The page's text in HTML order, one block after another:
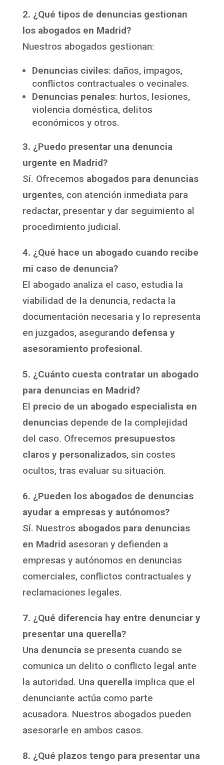
2. ¿Qué tipos de denuncias gestionan
los abogados en Madrid?
Nuestros abogados gestionan:
Denuncias civiles: daños, impagos,
conflictos contractuales o vecinales.
Denuncias penales: hurtos, lesiones,
violencia doméstica, delitos
económicos y otros.
3. ¿Puedo presentar una denuncia
urgente en Madrid?
Sí. Ofrecemos abogados para denuncias
urgentes, con atención inmediata para
redactar, presentar y dar seguimiento al
procedimiento judicial.
4. ¿Qué hace un abogado cuando recibe
mi caso de denuncia?
El abogado analiza el caso, estudia la
viabilidad de la denuncia, redacta la
documentación necesaria y lo representa
en juzgados, asegurando defensa y
asesoramiento profesional.
5. ¿Cuánto cuesta contratar un abogado
para denuncias en Madrid?
El precio de un abogado especialista en
denunciasdepende de la complejidad
del caso. Ofrecemos presupuestos
claros y personalizados, sin costes
ocultos, tras evaluar su situación.
6. ¿Pueden los abogados de denuncias
ayudar a empresas y autónomos?
Sí. Nuestros abogados para denuncias
en Madrid asesoran y defienden a
empresas y autónomos en denuncias
comerciales, conflictos contractuales y
reclamaciones legales.
7. ¿Qué diferencia hay entre denunciar y
presentar una querella?
Una denuncia se presenta cuando se
comunica un delito o conflicto legal ante
la autoridad. Una querella implica que el
denunciante actúa como parte
acusadora. Nuestros abogados pueden
asesorarle en ambos casos.
8. ¿Qué plazos tengo para presentar una